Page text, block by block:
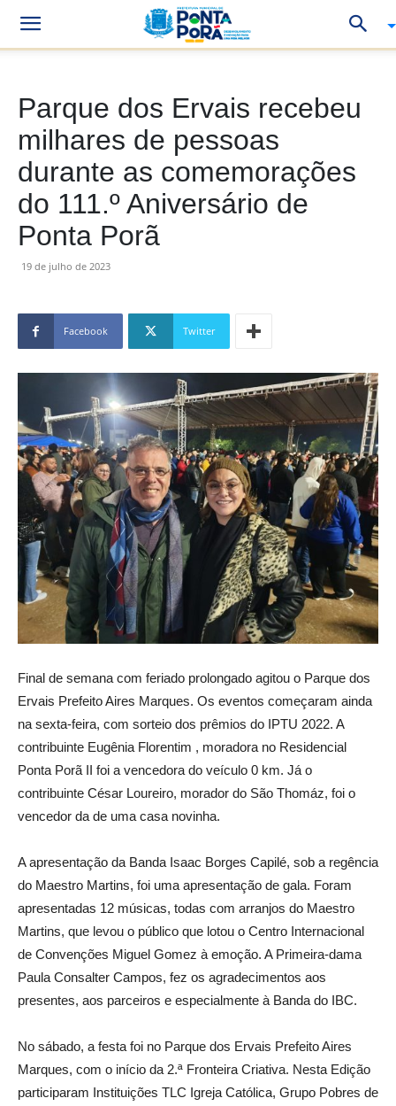
Parque dos Ervais recebeu
milhares de pessoas
durante as comemorações
do 111.º Aniversário de
Ponta Porã
19 de julho de 2023
Facebook Twitter
Final de semana com feriado prolongado agitou o Parque dos
Ervais Prefeito Aires Marques. Os eventos começaram ainda
na sexta-feira, com sorteio dos prêmios do IPTU 2022. A
contribuinte Eugênia Florentim , moradora no Residencial
Ponta Porã II foi a vencedora do veículo 0 km. Já o
contribuinte César Loureiro, morador do São Thomáz, foi o
vencedor da de uma casa novinha.
A apresentação da Banda Isaac Borges Capilé, sob a regência
do Maestro Martins, foi uma apresentação de gala. Foram
apresentadas 12 músicas, todas com arranjos do Maestro
Martins, que levou o público que lotou o Centro Internacional
de Convenções Miguel Gomez à emoção. A Primeira-dama
Paula Consalter Campos, fez os agradecimentos aos
presentes, aos parceiros e especialmente à Banda do IBC.
No sábado, a festa foi no Parque dos Ervais Prefeito Aires
Marques, com o início da 2.ª Fronteira Criativa. Nesta Edição
participaram Instituições TLC Igreja Católica, Grupo Pobres de